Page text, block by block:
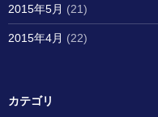
2015年5月 (21)
2015年4月 (22)
カテゴリ